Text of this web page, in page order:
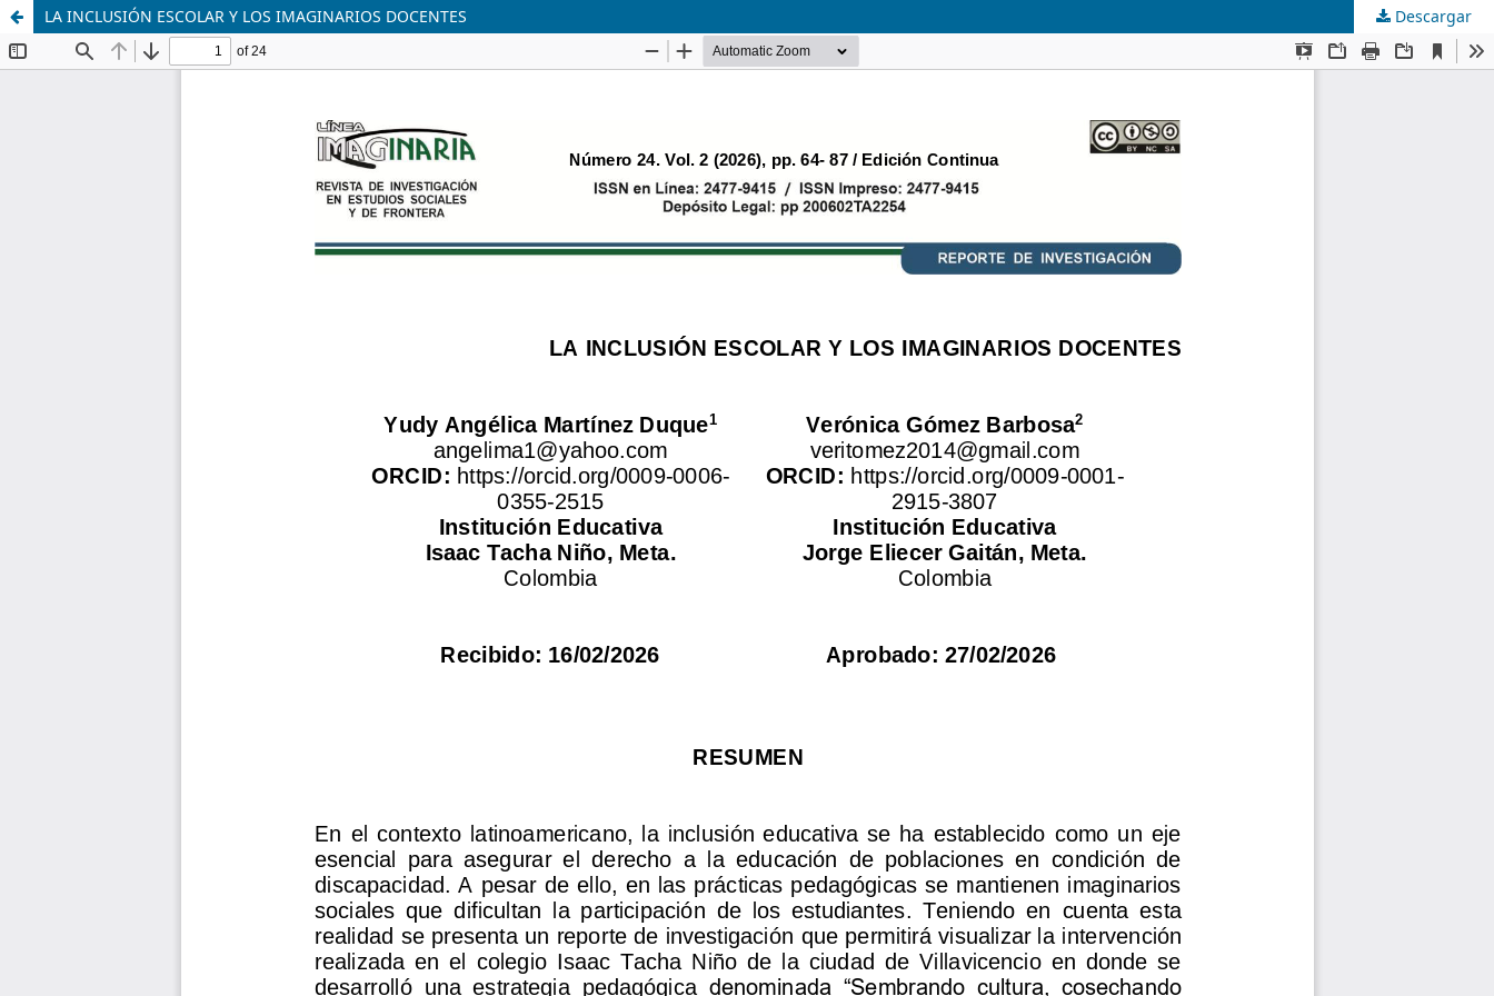
LA INCLUSIÓN ESCOLAR Y LOS IMAGINARIOS DOCENTES Descargar